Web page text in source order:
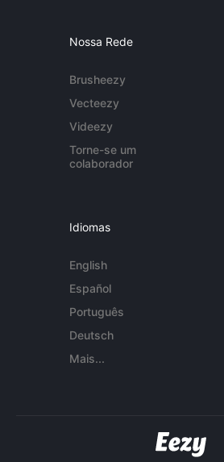
Nossa Rede
Brusheezy
Vecteezy
Videezy
Torne-se um
colaborador
Idiomas
English
Español
Português
Deutsch
Mais...